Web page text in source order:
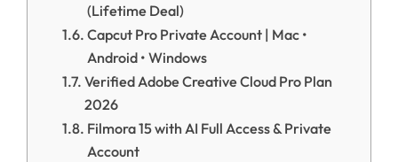
(Lifetime Deal)
Capcut Pro Private Account | Mac •
Android • Windows
Verified Adobe Creative Cloud Pro Plan
2026
Filmora 15 with AI Full Access & Private
Account